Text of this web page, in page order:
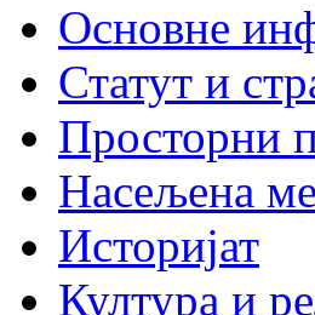
Основне
Статут и
Просторни
Насељена
Историјат
Култура и